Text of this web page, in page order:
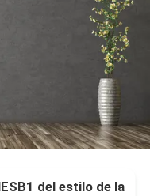
del estilo de la